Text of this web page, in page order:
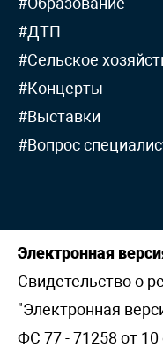
#ДТП
#Сельское
#Концерты
#Выставки
#Вопрос
Электронная
Свидетельство о
"Электронная
ФС 77 - 71258 от 10